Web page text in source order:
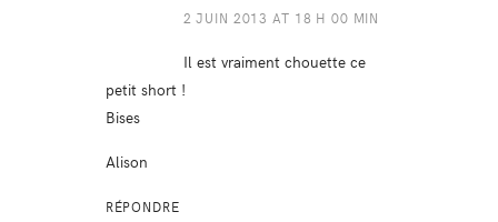
2 JUIN 2013 AT 18 H 00 MIN
Il est vraiment chouette ce
petit short !
Bises
Alison
RÉPONDRE